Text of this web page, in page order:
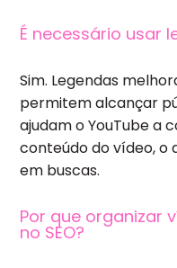
É necessário usar
Sim. Legendas
permitem alcançar
ajudam o YouTube a
conteúdo do vídeo,
em buscas.
Por que organizar
no SEO?